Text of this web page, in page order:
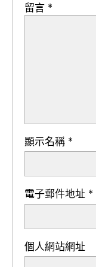
留言 *
顯示名稱 *
電子郵件地址 *
個人網站網址